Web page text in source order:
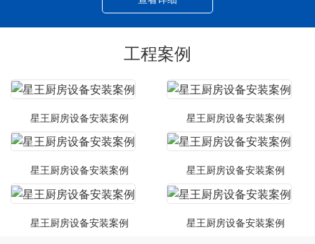
工程案例
星王厨房设备安装案例 星王厨房设备安装案例
星王厨房设备安装案例 星王厨房设备安装案例
星王厨房设备安装案例 星王厨房设备安装案例